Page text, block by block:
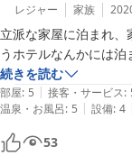
て写真をパシャパシャ
出発時には庭の樹から
残る古民家ステイにな
教えてくださったおす
レジャー 家族
立派な家屋に泊まれ
うホテルなんかには泊
続きを読む
部屋: 5 | 接客・サービス:
温泉・お風呂: 5 | 設備: 4
53